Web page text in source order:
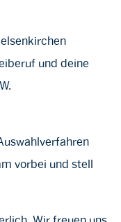
und deine
vorbei und stell